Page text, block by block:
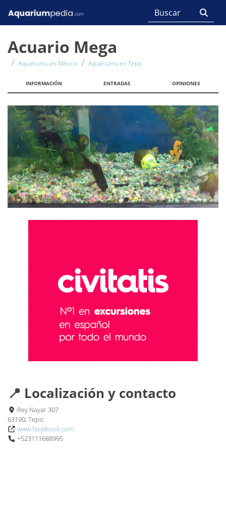
Acuario Mega
Aquariums en México Aquariums en Tepic
INFORMACIÓN ENTRADAS OPINIONES
📍 Localización y contacto
Rey Nayar 307
63190, Tepic
www.facebook.com
+523111688995